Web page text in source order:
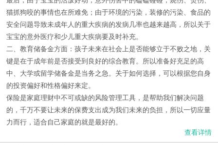
猫抓狗咬的事情也在所难免；由于环境的污染，装修的污染、食品的
安全问题导致未成年人的重大疾病的发病几率也越来越高，所以关于
宝宝的意外医疗和少儿重大疾病要及时补充。
二、教育储备金方面：孩子未来在社会上是否能够立于不败之地，关
键是在于成年前是否接受到良好的综合教育。所以准备好充足的高
中、大学或留学储备金是当务之急。关于如何选择，可以根据您自身
的投资偏好和性格偏好来定。
保险是家庭理财中不可或缺的风险管理工具，是帮助我们解决问题
的，千万不要让未来的保费支出成为我们未来的负担，所以一切应量
力而行，适合自己家庭的就是最好的。
查看详情